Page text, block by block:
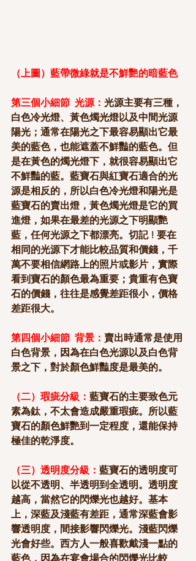
（上圖）藍帶微綠就是不鮮艷的暗藍色
第三個小細節  光源： 光源主要有三種，
白色冷光燈、黃色燭光燈以及中間光源
陽光；通常在陽光之下最容易顯出它最
美的藍色，也能遮蓋不鮮豔的藍色。但
是在黃色的燭光燈下，就很容易顯出它
不鮮豔的藍。藍寶石與紅寶石適合的光
源是相反的，所以白色冷光燈和陽光是
藍寶石的賣出燈，黃色燭光燈是它的買
進燈，如果在最差的光源之下明顯艷
藍，任何光源之下都漂亮。切記 ! 要在
相同的光源下才能比較品質和價錢，千
萬不要相信網路上的照片或影片，實際
看到寶石的顏色最為重要；貴重有色寶
石的價錢，往往是感覺差距很小，價格
差距很大。
第四個小細節  背景： 賣出時通常是使用
白色背景，因為在白色光源以及白色背
景之下，對於顏色鮮豔度是最美的。
（二）瑕疵分級： 藍寶石的主要致色元
素為鈦，不太會造成嚴重瑕疵。所以藍
寶石的顏色鮮艷到一定程度，還能保持
極佳的乾淨度。
（三）透明度分級： 藍寶石的透明度可
以從不透明、半透明到全透明。透明度
越高，當然它的閃爍光也越好。基本
上，深藍及淺藍有差距，通常深藍會影
響透明度，間接影響閃爍光。淺藍閃爍
光會好些。西方人一般喜歡戴淺一點的
藍色，因為在宴會場合的閃爍光比較